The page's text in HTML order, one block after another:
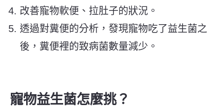
改善寵物軟便、拉肚子的狀況。
透過對糞便的分析，發現寵物吃了益生菌之
後，糞便裡的致病菌數量減少。
寵物益生菌怎麼挑？